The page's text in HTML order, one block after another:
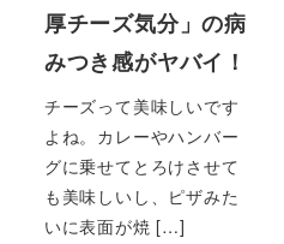
厚チーズ気分」の病
みつき感がヤバイ！
チーズって美味しいです
よね。カレーやハンバー
グに乗せてとろけさせて
も美味しいし、ピザみた
いに表面が焼 […]